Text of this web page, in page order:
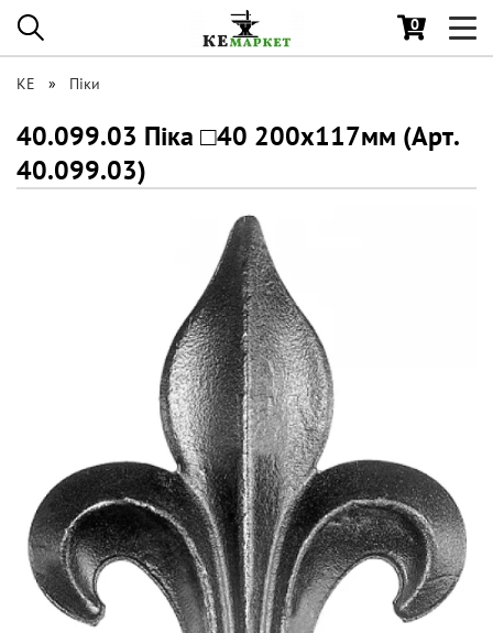
0
КЕ Піки
40.099.03 Піка □40 200x117мм (Арт.
40.099.03)